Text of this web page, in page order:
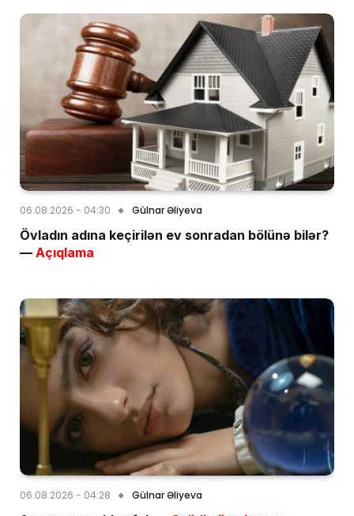
06.08.2026 - 04:30 Gülnar Əliyeva
Övladın adına keçirilən ev sonradan bölünə bilər?
— Açıqlama
06.08.2026 - 04:28 Gülnar Əliyeva